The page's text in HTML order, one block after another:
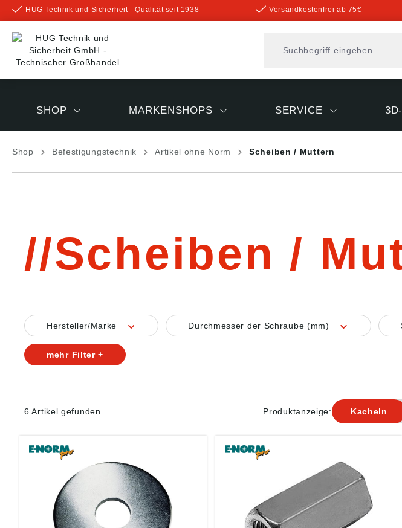
springen
HUG Technik und Sicherheit - Qualität seit 1938 Versandkostenfrei ab 75€
SHOP MARKENSHOPS SERVICE
Shop Befestigungstechnik Artikel ohne Norm Scheiben / Muttern
Scheiben /
Hersteller/Marke Durchmesser der Schraube (mm)
mehr Filter +
6 Artikel gefunden Produktanzeige: Kacheln